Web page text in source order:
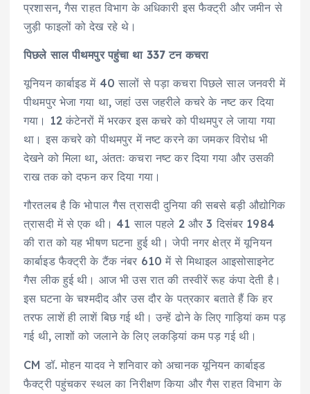
प्रशासन, गैस राहत विभाग के अधिकारी इस फैक्ट्री और जमीन से
जुड़ी फाइलों को देख रहे थे।
पिछले साल पीथमपुर पहुंचा था 337 टन कचरा
यूनियन कार्बाइड में 40 सालों से पड़ा कचरा पिछले साल जनवरी में
पीथमपुर भेजा गया था, जहां उस जहरीले कचरे के नष्ट कर दिया
गया। 12 कंटेनरों में भरकर इस कचरे को पीथमपुर ले जाया गया
था। इस कचरे को पीथमपुर में नष्ट करने का जमकर विरोध भी
देखने को मिला था, अंततः कचरा नष्ट कर दिया गया और उसकी
राख तक को दफन कर दिया गया।
गौरतलब है कि भोपाल गैस त्रासदी दुनिया की सबसे बड़ी औद्योगिक
त्रासदी में से एक थी। 41 साल पहले 2 और 3 दिसंबर 1984
की रात को यह भीषण घटना हुई थी। जेपी नगर क्षेत्र में यूनियन
कार्बाइड फैक्ट्री के टैंक नंबर 610 में से मिथाइल आइसोसाइनेट
गैस लीक हुई थी। आज भी उस रात की तस्वीरें रूह कंपा देती है।
इस घटना के चश्मदीद और उस दौर के पत्रकार बताते हैं कि हर
तरफ लाशें ही लाशें बिछ गई थी। उन्हें ढोने के लिए गाड़ियां कम पड़
गई थी, लाशों को जलाने के लिए लकड़ियां कम पड़ गई थी।
CM डॉ. मोहन यादव ने शनिवार को अचानक यूनियन कार्बाइड
फैक्ट्री पहुंचकर स्थल का निरीक्षण किया और गैस राहत विभाग के